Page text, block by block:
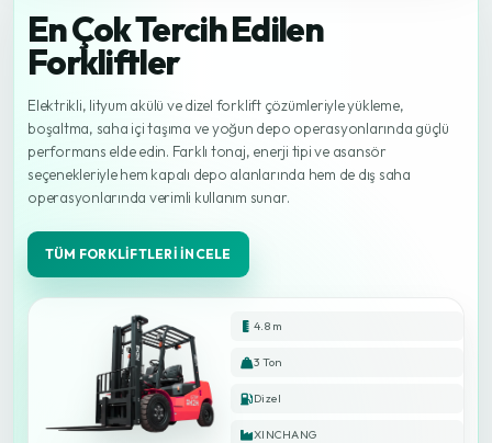
En Çok Tercih Edilen
Forkliftler
Elektrikli, lityum akülü ve dizel forklift çözümleriyle yükleme,
boşaltma, saha içi taşıma ve yoğun depo operasyonlarında güçlü
performans elde edin. Farklı tonaj, enerji tipi ve asansör
seçenekleriyle hem kapalı depo alanlarında hem de dış saha
operasyonlarında verimli kullanım sunar.
TÜM FORKLIFTLERI İNCELE
4.8 m
3 Ton
Dizel
XINCHANG